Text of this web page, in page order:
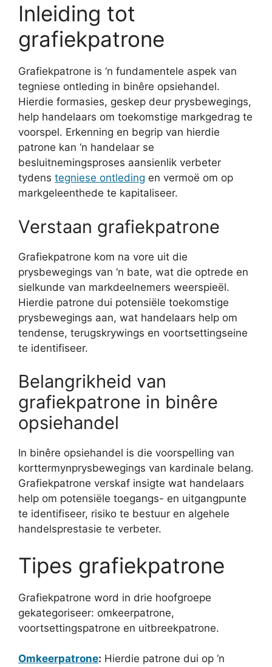
Inleiding tot
grafiekpatrone
Grafiekpatrone is ‘n fundamentele aspek van
tegniese ontleding in binêre opsiehandel.
Hierdie formasies, geskep deur prysbewegings,
help handelaars om toekomstige markgedrag te
voorspel. Erkenning en begrip van hierdie
patrone kan ‘n handelaar se
besluitnemingsproses aansienlik verbeter
tydens tegniese ontleding en vermoë om op
markgeleenthede te kapitaliseer.
Verstaan ​​grafiekpatrone
Grafiekpatrone kom na vore uit die
prysbewegings van ‘n bate, wat die optrede en
sielkunde van markdeelnemers weerspieël.
Hierdie patrone dui potensiële toekomstige
prysbewegings aan, wat handelaars help om
tendense, terugskrywings en voortsettingseine
te identifiseer.
Belangrikheid van
grafiekpatrone in binêre
opsiehandel
In binêre opsiehandel is die voorspelling van
korttermynprysbewegings van kardinale belang.
Grafiekpatrone verskaf insigte wat handelaars
help om potensiële toegangs- en uitgangpunte
te identifiseer, risiko te bestuur en algehele
handelsprestasie te verbeter.
Tipes grafiekpatrone
Grafiekpatrone word in drie hoofgroepe
gekategoriseer: omkeerpatrone,
voortsettingspatrone en uitbreekpatrone.
Omkeerpatrone: Hierdie patrone dui op ‘n